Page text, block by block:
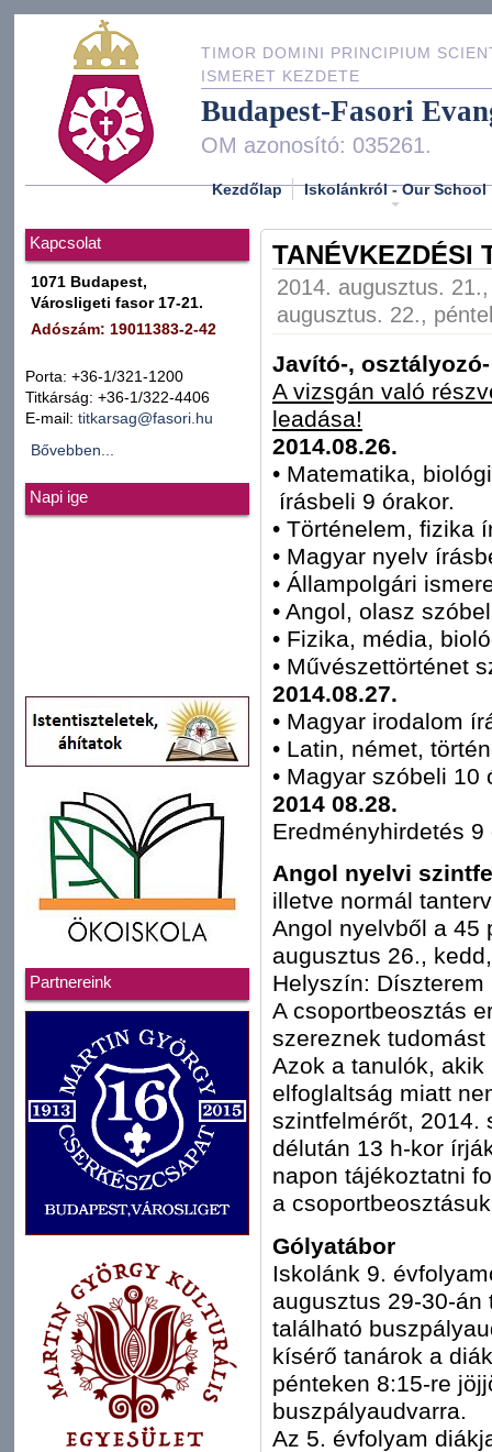
TIMOR DOMINI PRINCIPIUM
ISMERET KEZDETE
Budapest-Fasori
OM azonosító: 035261.
Kezdőlap Iskolánkról - Our School
Kapcsolat
1071 Budapest,
Városligeti fasor 17-21.
Adószám: 19011383-2-42
Porta: +36-1/321-1200
Titkárság: +36-1/322-4406
E-mail: titkarsag@fasori.hu
Bővebben...
Napi ige
Partnereink
TANÉVKEZDÉSI
2014. augusztus.
augusztus. 22.,
Javító-,
A vizsgán való
leadása!
2014.08.26.
• Matematika,
írásbeli 9 órakor.
• Történelem, fizika
• Magyar nyelv
• Állampolgári
• Angol, olasz
• Fizika, média,
• Művészettörténet
2014.08.27.
• Magyar irodalom
• Latin, német,
• Magyar szóbeli 10
2014 08.28.
Eredményhirdetés
Angol nyelvi
illetve normál
Angol nyelvből a 45
augusztus 26.,
Helyszín: Díszterem
A csoportbeosztás
szereznek
Azok a tanulók,
elfoglaltság miatt
szintfelmérőt, 2014.
délután 13 h-kor
napon tájékoztatni
a
Gólyatábor
Iskolánk 9.
augusztus 29-30-
található
kísérő tanárok a
pénteken 8:15-re
buszpályaudvarra.
Az 5. évfolyam